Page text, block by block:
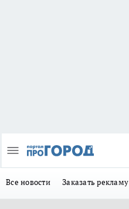
Все новости Заказать рекламу